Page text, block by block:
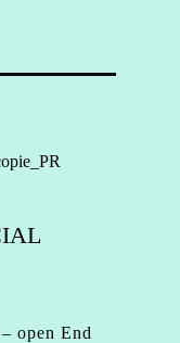
open End